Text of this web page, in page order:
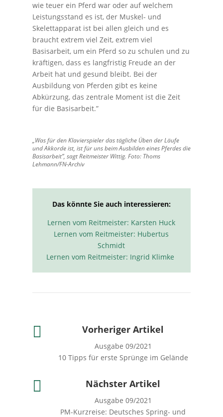
wie teuer ein Pferd war oder auf welchem
Leistungsstand es ist, der Muskel- und
Skelettapparat ist bei allen gleich und es
braucht extrem viel Zeit, extrem viel
Basisarbeit, um ein Pferd so zu schulen und zu
kräftigen, dass es langfristig Freude an der
Arbeit hat und gesund bleibt. Bei der
Ausbildung von Pferden gibt es keine
Abkürzung, das zentrale Moment ist die Zeit
für die Basisarbeit.”
„Was für den Klavierspieler das tägliche Üben der Läufe
und Akkorde ist, ist für uns beim Ausbilden eines Pferdes die
Basisarbeit”, sagt Reitmeister Wittig. Foto: Thoms
Lehmann/FN-Archiv
Das könnte Sie auch interessieren:
Lernen vom Reitmeister: Karsten Huck
Lernen vom Reitmeister: Hubertus
Schmidt
Lernen vom Reitmeister: Ingrid Klimke
 Vorheriger Artikel
Ausgabe 09/2021
10 Tipps für erste Sprünge im Gelände
 Nächster Artikel
Ausgabe 09/2021
PM-Kurzreise: Deutsches Spring- und